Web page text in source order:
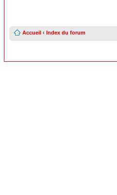
Accueil ‹ Index du forum